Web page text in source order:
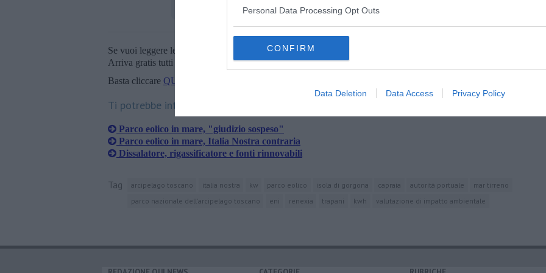
Personal Data Processing Opt Outs
CONFIRM
Data Deletion Data Access Privacy Policy
Se vuoi leggere le notizie principali della Toscana iscriviti alla
Arriva gratis tutti i giorni alle 20:00 direttamente nella tua casella di posta.
Basta cliccare QUI
Ti potrebbe interessare anche:
Parco eolico in mare, "giudizio sospeso"
Parco eolico in mare, Italia Nostra contraria
Dissalatore, rigassificatore e fonti rinnovabili
Tag arcipelago toscano italia nostra kw parco eolico isola di gorgona capraia autorità portuale
mar tirreno
parco nazionale dell'arcipelago toscano
eni renexia trapani kwh valutazione di impatto ambientale